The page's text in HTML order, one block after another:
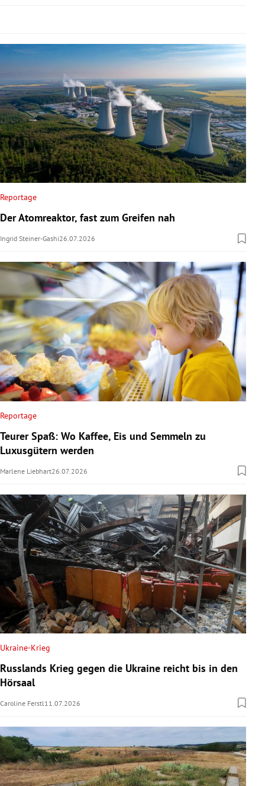
Untermenü
Untermenü
Reportage
Der Atomreaktor, fast zum Greifen nah
Ingrid Steiner-Gashi26.07.2026
Reportage
Teurer Spaß: Wo Kaffee, Eis und Semmeln zu
Luxusgütern werden
Marlene Liebhart26.07.2026
Ukraine-Krieg
Russlands Krieg gegen die Ukraine reicht bis in den
Hörsaal
Caroline Ferstl 11.07.2026